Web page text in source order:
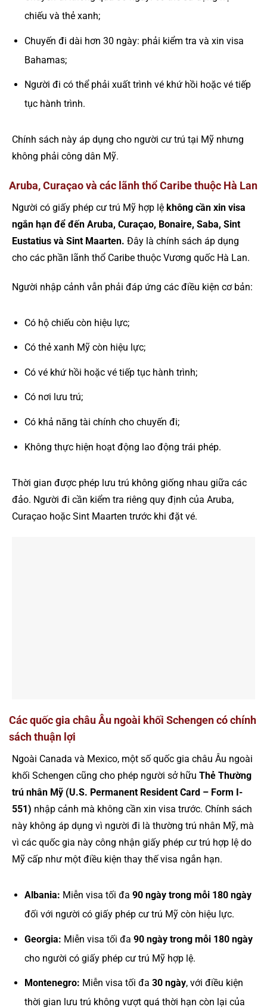
chiếu và thẻ xanh;
Chuyến đi dài hơn 30 ngày: phải kiểm tra và xin visa
Bahamas;
Người đi có thể phải xuất trình vé khứ hồi hoặc vé tiếp
tục hành trình.
Chính sách này áp dụng cho người cư trú tại Mỹ nhưng
không phải công dân Mỹ.
Aruba, Curaçao và các lãnh thổ Caribe thuộc Hà Lan
Người có giấy phép cư trú Mỹ hợp lệ không cần xin visa
ngắn hạn để đến Aruba, Curaçao, Bonaire, Saba, Sint
Eustatius và Sint Maarten. Đây là chính sách áp dụng
cho các phần lãnh thổ Caribe thuộc Vương quốc Hà Lan.
Người nhập cảnh vẫn phải đáp ứng các điều kiện cơ bản:
Có hộ chiếu còn hiệu lực;
Có thẻ xanh Mỹ còn hiệu lực;
Có vé khứ hồi hoặc vé tiếp tục hành trình;
Có nơi lưu trú;
Có khả năng tài chính cho chuyến đi;
Không thực hiện hoạt động lao động trái phép.
Thời gian được phép lưu trú không giống nhau giữa các
đảo. Người đi cần kiểm tra riêng quy định của Aruba,
Curaçao hoặc Sint Maarten trước khi đặt vé.
Các quốc gia châu Âu ngoài khối Schengen có chính
sách thuận lợi
Ngoài Canada và Mexico, một số quốc gia châu Âu ngoài
khối Schengen cũng cho phép người sở hữu Thẻ Thường
trú nhân Mỹ (U.S. Permanent Resident Card – Form I-
551) nhập cảnh mà không cần xin visa trước. Chính sách
này không áp dụng vì người đi là thường trú nhân Mỹ, mà
vì các quốc gia này công nhận giấy phép cư trú hợp lệ do
Mỹ cấp như một điều kiện thay thế visa ngắn hạn.
Albania: Miễn visa tối đa 90 ngày trong mỗi 180 ngày
đối với người có giấy phép cư trú Mỹ còn hiệu lực.
Georgia: Miễn visa tối đa 90 ngày trong mỗi 180 ngày
cho người có giấy phép cư trú Mỹ hợp lệ.
Montenegro: Miễn visa tối đa 30 ngày, với điều kiện
thời gian lưu trú không vượt quá thời hạn còn lại của